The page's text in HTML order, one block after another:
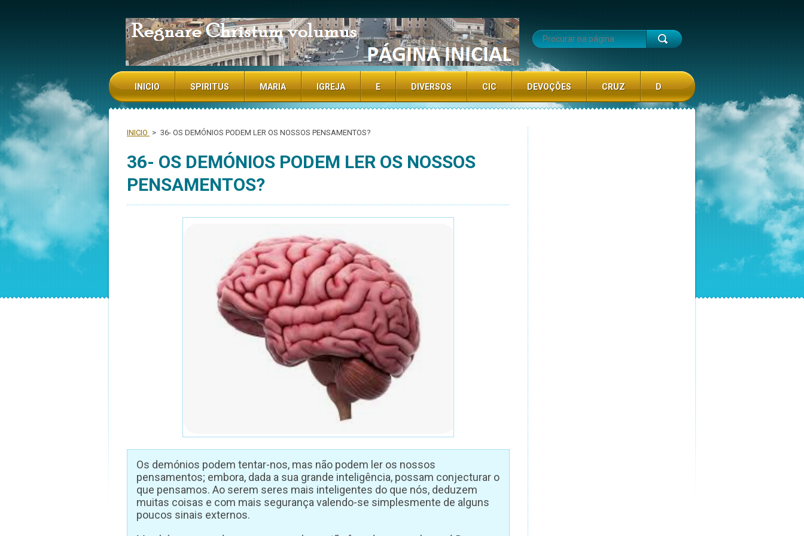
INICIO > 36- OS DEMÓNIOS PODEM LER OS NOSSOS PENSAMENTOS?
36- OS DEMÓNIOS PODEM LER OS NOSSOS
PENSAMENTOS?
Os demónios podem tentar-nos, mas não podem ler os nossos
pensamentos; embora, dada a sua grande inteligência, possam conjecturar o
que pensamos. Ao serem seres mais inteligentes do que nós, deduzem
muitas coisas e com mais segurança valendo-se simplesmente de alguns
poucos sinais externos.
INICIO SPIRITUS MARIA IGREJA E DIVERSOS CIC DEVOÇÕES CRUZ D